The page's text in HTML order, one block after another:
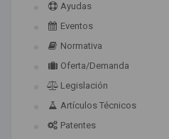
Ayudas
Eventos
Normativa
Oferta/Demanda
Legislación
Artículos Técnicos
Patentes